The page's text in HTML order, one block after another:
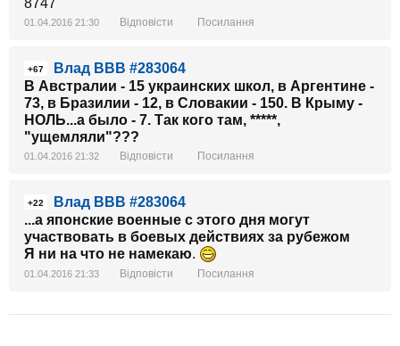
01.04.2016 21:30 Відповісти Посилання
+67
Влад ВВВ #283064
В Австралии - 15 украинских школ, в Аргентине -
73, в Бразилии - 12, в Словакии - 150. В Крыму -
НОЛЬ...а было - 7. Так кого там, *****,
"ущемляли"???
01.04.2016 21:32 Відповісти Посилання
+22
Влад ВВВ #283064
...а японские военные с этого дня могут
участвовать в боевых действиях за рубежом
Я ни на что не намекаю.
01.04.2016 21:33 Відповісти Посилання